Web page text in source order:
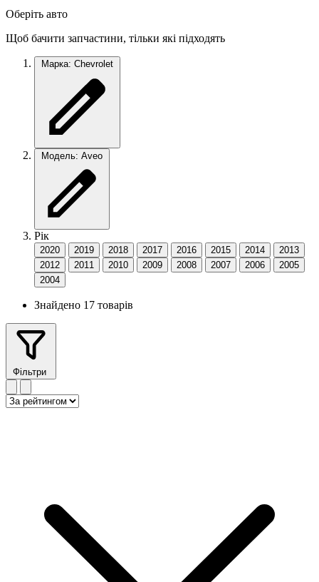
Оберіть авто
Щоб бачити запчастини, тільки які підходять
Марка: Chevrolet
Модель: Aveo
Рік
2020 2019 2018 2017 2016 2015 2014
2013
2012
2011 2010 2009 2008 2007 2006
2005
2004
Знайдено 17 товарів
Фільтри